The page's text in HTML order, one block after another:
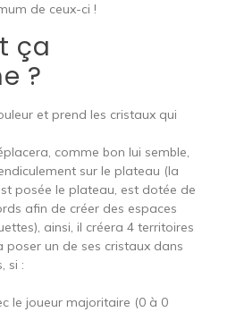
de ceux-ci !
ça
?
et prend les cristaux qui
comme bon lui semble,
sur le plateau (la
posée le plateau, est dotée de
afin de créer des espaces
ainsi, il créera 4 territoires
un de ses cristaux dans
si :
le joueur majoritaire (0 à 0